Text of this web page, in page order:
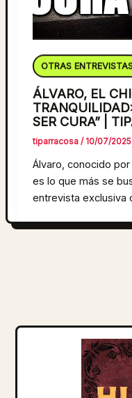
OTRAS
ÁLVARO, EL
SER CURA” |
tiparracosa/10/07/2025
Álvaro, conocido
es lo que más se
entrevista exclusiva